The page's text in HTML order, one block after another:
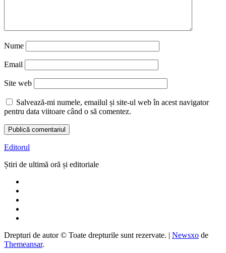
Nume
Email
Site web
Salvează-mi numele, emailul și site-ul web în acest navigator
pentru data viitoare când o să comentez.
Editorul
Știri de ultimă oră și editoriale
Drepturi de autor © Toate drepturile sunt rezervate. | Newsxo de
Themeansar.